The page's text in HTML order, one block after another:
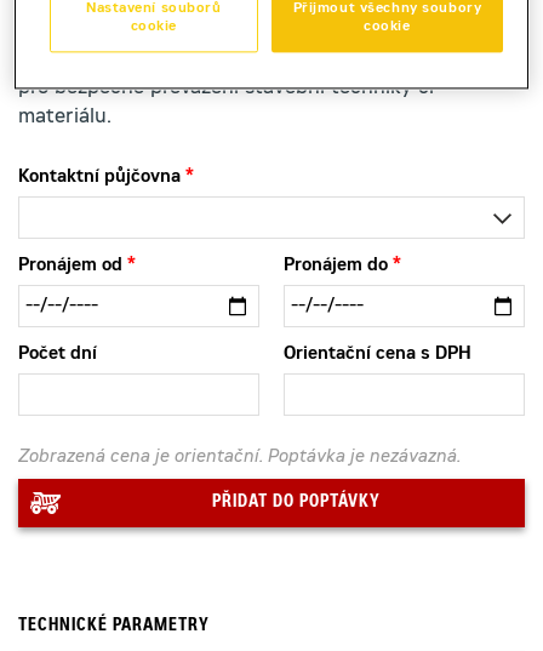
Přepravník VEZEKO Bronto A 08.4 ZN je k pronájmu
pro bezpečné převážení stavební techniky či
materiálu.
Kontaktní půjčovna
Pronájem od Pronájem do
Počet dní Orientační cena s DPH
Zobrazená cena je orientační. Poptávka je nezávazná.
PŘIDAT DO POPTÁVKY
TECHNICKÉ PARAMETRY
Přijmout všechny soubory
cookie
Nastavení souborů
cookie